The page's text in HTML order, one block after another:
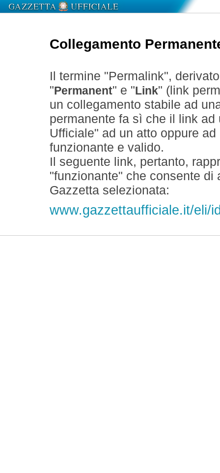
Collegamento
Il termine "Permalink",
" Permanent" e " Link" (link
un collegamento stabile ad
permanente fa sì che il link
Ufficiale" ad un atto oppure
funzionante e valido.
Il seguente link, pertanto,
"funzionante" che consente
Gazzetta selezionata:
www.gazzettaufficiale.it/eli/